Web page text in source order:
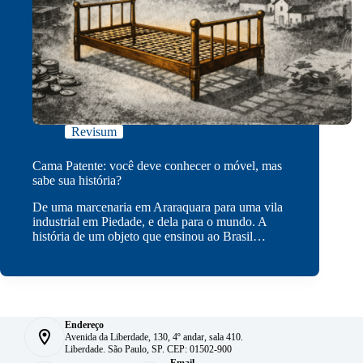
Revisum
Cama Patente: você deve conhecer o móvel, mas
sabe sua história?
De uma marcenaria em Araraquara para uma vila
industrial em Piedade, e dela para o mundo. A
história de um objeto que ensinou ao Brasil…
Endereço
Avenida da Liberdade, 130, 4º andar, sala 410.
Liberdade. São Paulo, SP. CEP: 01502-900